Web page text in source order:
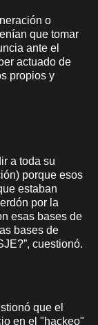
o
que tomar
ante el
actuado de
propios y
a toda su
porque esos
estaban
por la
esas bases de
bases de
cuestionó.
que el
en el "hackeo"